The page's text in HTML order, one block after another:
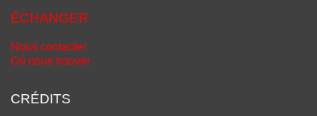
ÉCHANGER
Nous contacter
Où nous trouver
CRÉDITS